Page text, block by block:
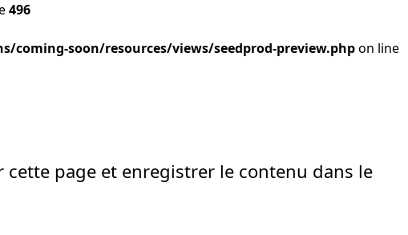
496
soon/resources/views/seedprod-preview.phpon line
cette page et enregistrer le contenu dans le